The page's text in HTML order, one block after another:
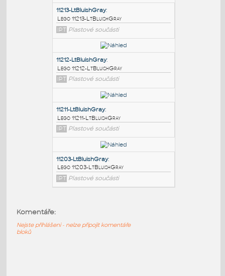
PODOBNÉ BLOKY
11213-LtBluishGray:
Lego 11213-LtBluishGray
IPT Plastové součásti
11212-LtBluishGray:
Lego 11212-LtBluishGray
IPT Plastové součásti
Lego 11211-LtBluishGray
Komentáře:
Nejste přihlášeni - nelze připojit komentáře
bloků